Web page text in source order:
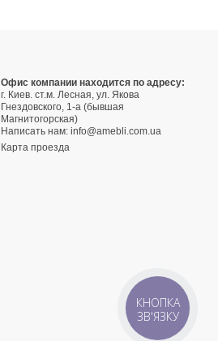
Офис компании находится по адресу:
г. Киев. ст.м. Лесная, ул. Якова
Гнездовского, 1-а (бывшая
Магнитогорская)
Написать нам:info@amebli.com.ua
Карта проезда
КНОПКА
ЗВ'ЯЗКУ